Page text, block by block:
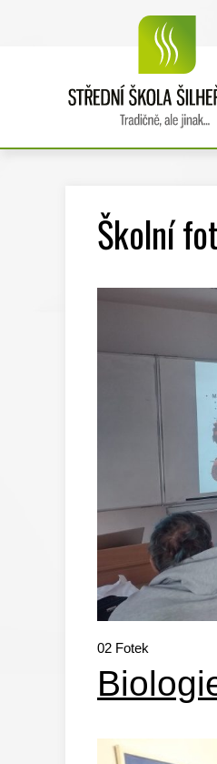
Školní
02 Fotek